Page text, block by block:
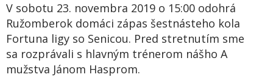
V sobotu 23. novembra 2019 o 15:00 odohrá
Ružomberok domáci zápas šestnásteho kola
Fortuna ligy so Senicou. Pred stretnutím sme
sa rozprávali s hlavným trénerom nášho A
mužstva Jánom Hasprom.